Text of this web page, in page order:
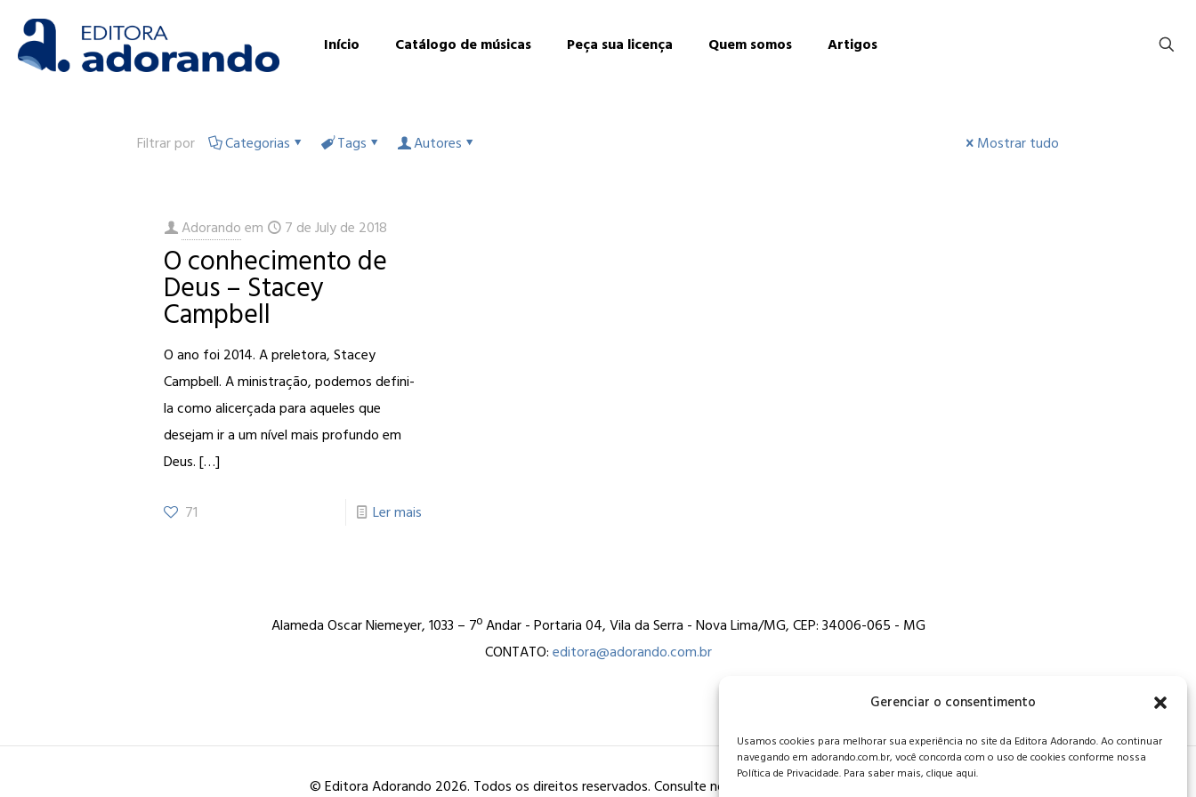
Gerenciar o consentimento
Usamos cookies para melhorar sua experiência no site da Editora Adorando. Ao continuar
navegando em adorando.com.br, você concorda com o uso de cookies conforme nossa
Política de Privacidade. Para saber mais, clique aqui.
Início Catálogo de músicas Peça sua licença Quem somos Artigos
Filtrar por Categorias Tags Autores Mostrar tudo
Adorando em 7 de July de 2018
O conhecimento de
Deus – Stacey
Campbell
O ano foi 2014. A preletora, Stacey
Campbell. A ministração, podemos defini-
la como alicerçada para aqueles que
desejam ir a um nível mais profundo em
Deus.[…]
71 Ler mais
Alameda Oscar Niemeyer, 1033 – 7º Andar - Portaria 04, Vila da Serra - Nova Lima/MG, CEP: 34006-065 - MG
CONTATO:editora@adorando.com.br
© Editora Adorando 2026. Todos os direitos reservados. Consulte nossa